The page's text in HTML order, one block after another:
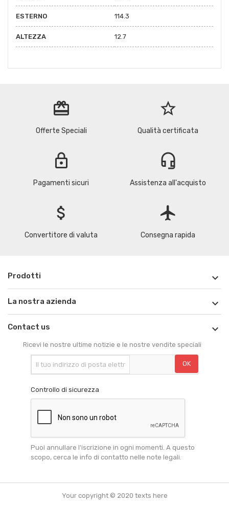
ESTERNO 114.3
ALTEZZA 12.7
redeem
Offerte Speciali
star_border
Qualità certificata
lock
Pagamenti sicuri
headset_mic
Assistenza all'acquisto
attach_money
Convertitore di valuta
flight
Consegna rapida
Prodotti 
La nostra azienda 
Contact us 
Ricevi le nostre ultime notizie e le nostre vendite speciali
Controllo di sicurezza
Puoi annullare l'iscrizione in ogni momenti. A questo
scopo, cerca le info di contatto nelle note legali.
Your copyright © 2020 texts here